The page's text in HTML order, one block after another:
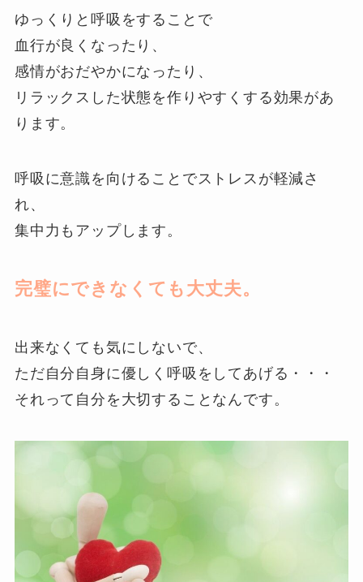
ゆっくりと呼吸をすることで
血行が良くなったり、
感情がおだやかになったり、
リラックスした状態を作りやすくする効果があ
ります。
呼吸に意識を向けることでストレスが軽減さ
れ、
集中力もアップします。
完璧にできなくても大丈夫。
出来なくても気にしないで、
ただ自分自身に優しく呼吸をしてあげる・・・
それって自分を大切することなんです。